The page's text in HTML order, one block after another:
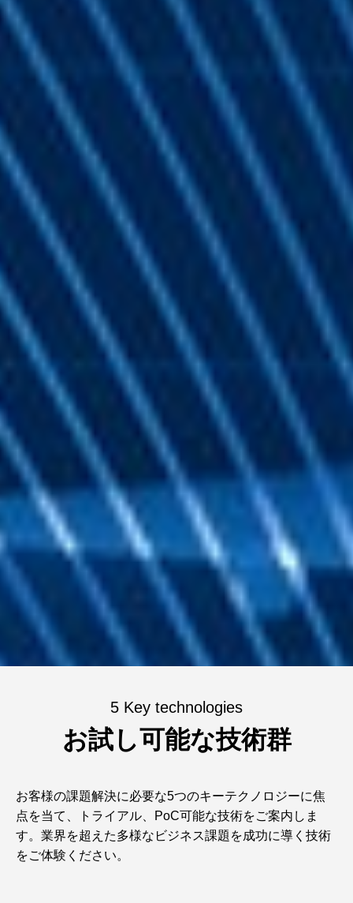
5 Key technologies
お試し可能な技術群
お客様の課題解決に必要な5つのキーテクノロジーに焦
点を当て、トライアル、PoC可能な技術をご案内しま
す。業界を超えた多様なビジネス課題を成功に導く技術
をご体験ください。